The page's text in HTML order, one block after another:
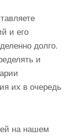
и его
долго.
и
их в очередь
на нашем